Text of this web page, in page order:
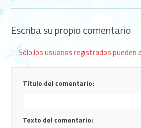
Escriba su propio comentario
Sólo los usuarios registrados pueden
Título del comentario:
Texto del comentario: